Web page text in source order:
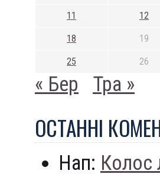
11 12
18 19
25 26
« Бер Тра »
ОСТАННI
Нап: Колос